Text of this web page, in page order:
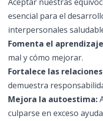
esencial para el
interpersonales
Fomenta el
mal y cómo mejorar.
Fortalece las
demuestra
Mejora la autoestima:
culparse en exceso